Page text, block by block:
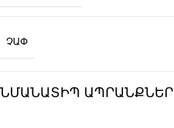
ՉԱՓ
ՆՄԱՆԱՏԻՊ ԱՊՐԱՆՔՆԵՐ